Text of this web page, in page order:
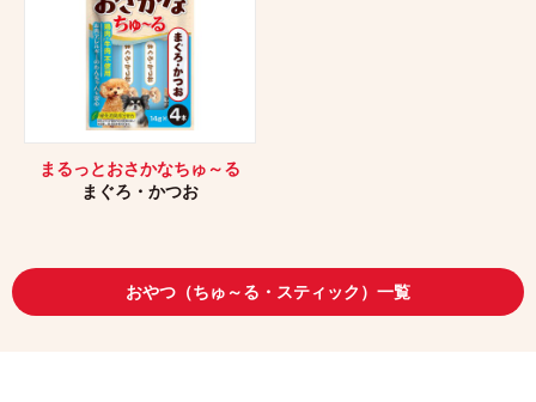
まるっとおさかなちゅ～る
まぐろ・かつお
おやつ（ちゅ～る・スティック）一覧